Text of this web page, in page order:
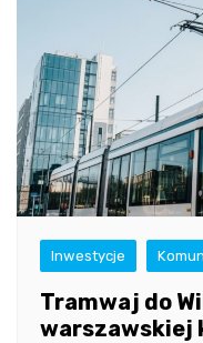
Inwestycje
Tramwaj do
warszawskiej